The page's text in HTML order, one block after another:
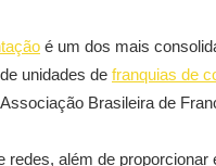
é um dos mais
unidades de franquias de
Brasileira de
redes, além de